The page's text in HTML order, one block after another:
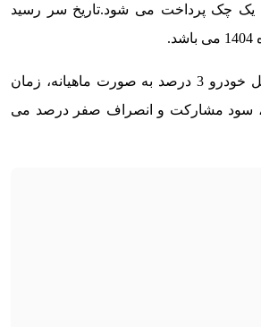
چک پرداخت می شود.تاریخ سر رسید
جریمه دیرکرد در تحویل خودرو 3 درصد به صورت ماهیانه، زمان
تحویل فروردین 1404 ، سود مشارکت و انصراف صفر درصد می